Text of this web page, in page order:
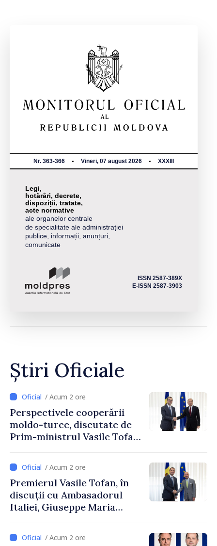
Nr. 363-366 Vineri, 07 august 2026 XXXIII
Legi,
hotărâri, decrete,
dispoziții, tratate,
acte normative
ale organelor centrale
de specialitate ale administrației
publice, informații, anunțuri,
comunicate
ISSN 2587-389X
E-ISSN 2587-3903
Știri Oficiale
/ Acum 2 ore
Perspectivele cooperării
moldo-turce, discutate de
Prim-ministrul Vasile Tofan
Uygar Mustafa Sertel
/ Acum 2 ore
Premierul Vasile Tofan, în
discuții cu Ambasadorul
Italiei, Giuseppe Maria
/ Acum 2 ore